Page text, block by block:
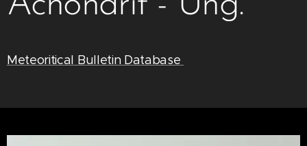
Meteoritical Bulletin Database